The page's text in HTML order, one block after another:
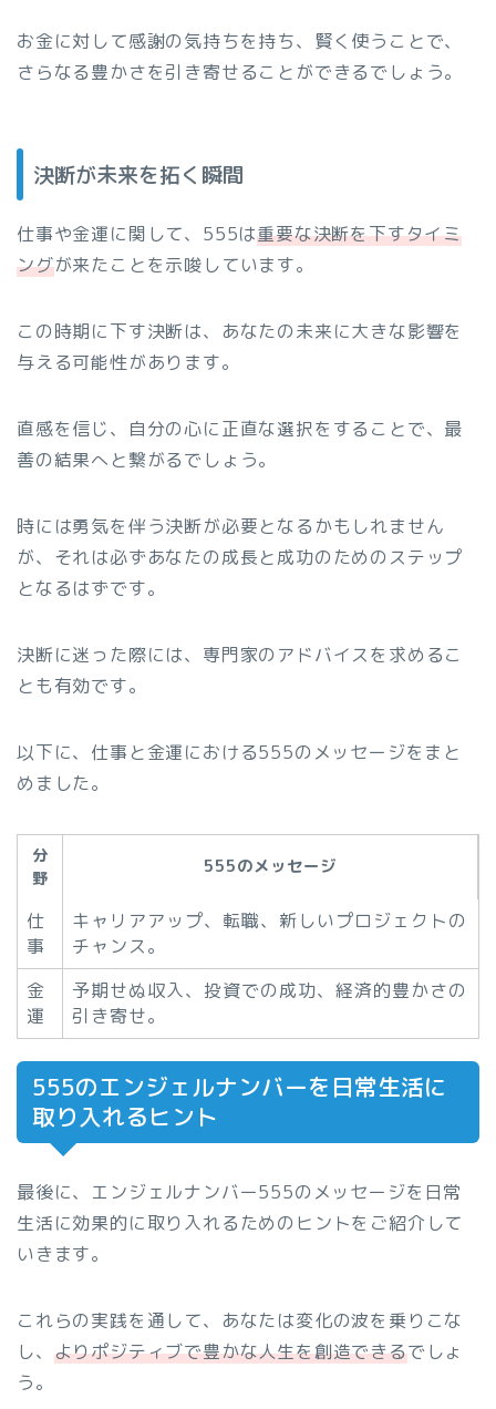
お金に対して感謝の気持ちを持ち、賢く使うことで、
さらなる豊かさを引き寄せることができるでしょう。
決断が未来を拓く瞬間
仕事や金運に関して、555は重要な決断を下すタイミ
ングが来たことを示唆しています。
この時期に下す決断は、あなたの未来に大きな影響を
与える可能性があります。
直感を信じ、自分の心に正直な選択をすることで、最
善の結果へと繋がるでしょう。
時には勇気を伴う決断が必要となるかもしれません
が、それは必ずあなたの成長と成功のためのステップ
となるはずです。
決断に迷った際には、専門家のアドバイスを求めるこ
とも有効です。
以下に、仕事と金運における555のメッセージをまと
めました。
分
野
555のメッセージ
仕
事
キャリアアップ、転職、新しいプロジェクトの
チャンス。
金
運
予期せぬ収入、投資での成功、経済的豊かさの
引き寄せ。
555のエンジェルナンバーを日常生活に
取り入れるヒント
最後に、エンジェルナンバー555のメッセージを日常
生活に効果的に取り入れるためのヒントをご紹介して
いきます。
これらの実践を通して、あなたは変化の波を乗りこな
し、 よりポジティブで豊かな人生を創造できるでしょ
う。